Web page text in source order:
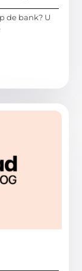
de bank? U